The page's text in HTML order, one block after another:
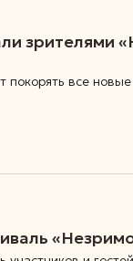
зрителями
покорять все